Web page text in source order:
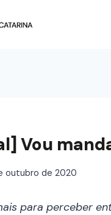
Vou
outubro de 2020
para perceber